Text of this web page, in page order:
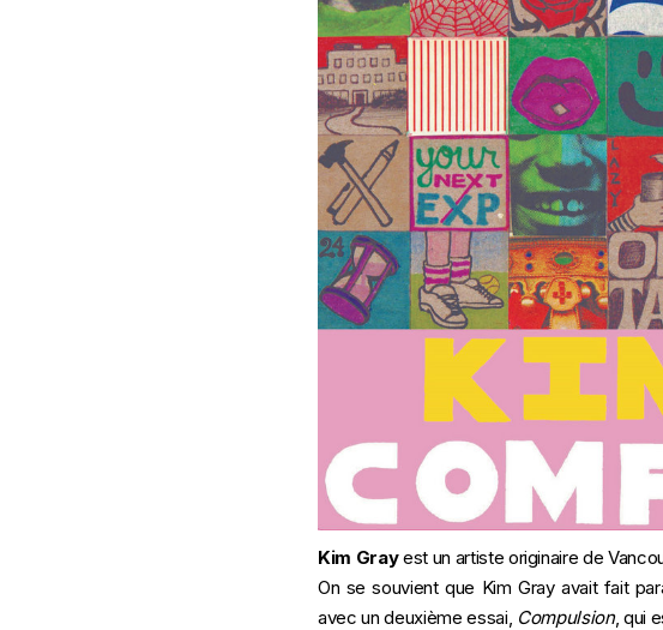
Kim Grayest un artiste originaire de
On se souvient que Kim Gray avait fait
avec un deuxième essai, Compulsion, qui